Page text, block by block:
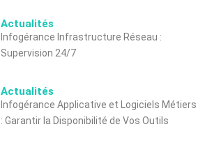
Actualités
Infogérance Infrastructure Réseau :
Supervision 24/7
Actualités
Infogérance Applicative et Logiciels Métiers
: Garantir la Disponibilité de Vos Outils